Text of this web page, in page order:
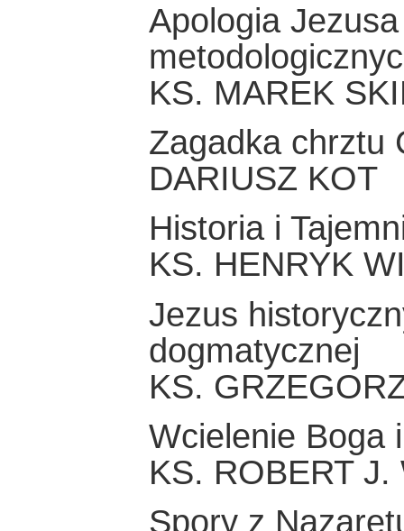
Apologia
KS. MAREK
Zagadka chrztu
DARIUSZ KOT
Historia i
KS. HENRYK
Jezus
dogmatycznej
KS.
Wcielenie Boga
KS. ROBERT J.
Spory z